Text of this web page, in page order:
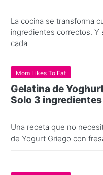
La cocina se transforma
ingredientes correctos. Y
cada
Mom Likes To Eat
Gelatina de
Solo 3 ingredientes
Una receta que no
de Yogurt Griego con